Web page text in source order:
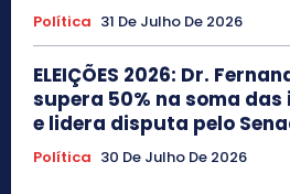
Política 31 De Julho De 2026
ELEIÇÕES 2026: Dr.
supera 50% na soma
e lidera disputa pelo
Política 30 De Julho De 2026